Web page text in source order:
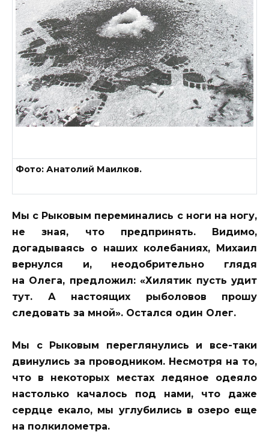
Фото: Анатолий Маилков.
Мы с Рыковым переминались с ноги на ногу,
не зная, что предпринять. Видимо,
догадываясь о наших колебаниях, Михаил
вернулся и, неодобрительно глядя
на Олега, предложил: «Хилятик пусть удит
тут. А настоящих рыболовов прошу
следовать за мной». Остался один Олег.
Мы с Рыковым переглянулись и все-таки
двинулись за проводником. Несмотря на то,
что в некоторых местах ледяное одеяло
настолько качалось под нами, что даже
сердце екало, мы углубились в озеро еще
на полкилометра.